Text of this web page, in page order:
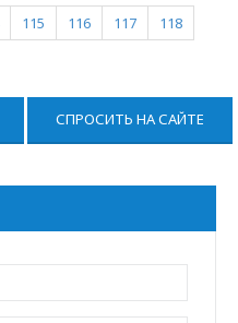
115 116 117
118
СПРОСИТЬ НА САЙТЕ